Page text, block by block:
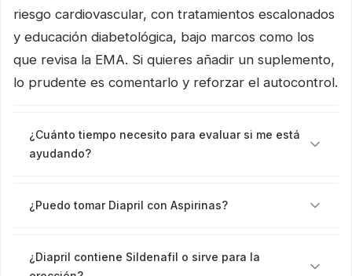
riesgo cardiovascular, con tratamientos escalonados
y educación diabetológica, bajo marcos como los
que revisa la EMA. Si quieres añadir un suplemento,
lo prudente es comentarlo y reforzar el autocontrol.
¿Cuánto tiempo necesito para evaluar si me está
ayudando?
¿Puedo tomar Diapril con Aspirinas?
¿Diapril contiene Sildenafil o sirve para la